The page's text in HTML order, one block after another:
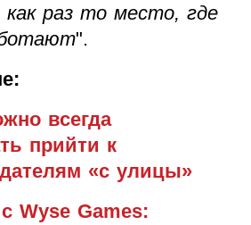
раз то место, где
".
всегда
прийти к
«с улицы»
Wyse Games: